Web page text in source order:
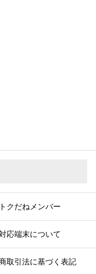
トクだねメンバー
応端末について
取引法に基づく表記